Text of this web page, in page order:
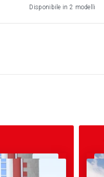
Disponibile in 2 modelli